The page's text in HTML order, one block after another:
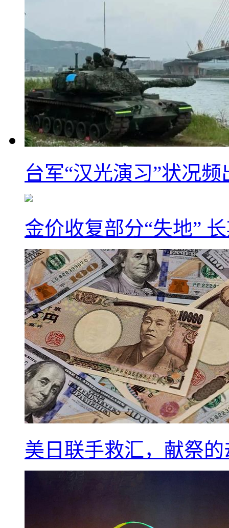
台军“汉光演习”状况
金价收复部分“失地”
美日联手救汇，献祭